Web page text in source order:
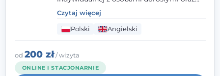
parami. Specjalizuję się w obszarze zdrowia
seksualnego, żałoby, kryzysów życiowych i
wypalenia zawodowego. Pracuję w języku
polskim i angielskim, w podejściu
humanistycznym, opartym na
partnerstwie i podmiotowości klienta.
Czytaj więcej
Polski Angielski
od 200 zł/ wizyta
ONLINE I STACJONARNIE